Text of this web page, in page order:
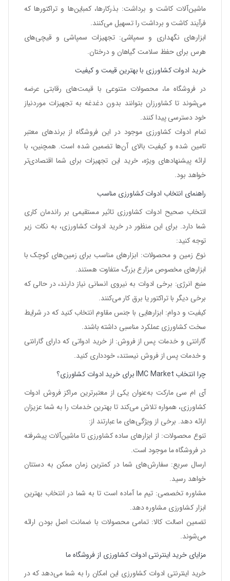
ماشین‌آلات کاشت و برداشت: بذرکارها، کمباین‌ها و تراکتورها که
فرآیند کاشت و برداشت را تسهیل می‌کنند.
ابزارهای نگهداری و سمپاشی: تجهیزات سمپاشی و قیچی‌های
هرس برای حفظ سلامت گیاهان و درختان.
خرید ادوات کشاورزی با بهترین قیمت و کیفیت
در فروشگاه ما، محصولات متنوعی با قیمت‌های رقابتی عرضه
می‌شوند تا کشاورزان بتوانند بدون دغدغه به تجهیزات موردنیاز
خود دسترسی پیدا کنند.
تمام ادوات کشاورزی موجود در این فروشگاه از برندهای معتبر
تامین شده و کیفیت بالای آن‌ها تضمین شده است. همچنین، با
ارائه پیشنهادهای ویژه، خرید این تجهیزات برای شما اقتصادی‌تر
خواهد بود.
راهنمای انتخاب ادوات کشاورزی مناسب
انتخاب صحیح ادوات کشاورزی تاثیر مستقیمی بر راندمان کاری
شما دارد. برای این منظور در خرید ادوات کشاورزی، به نکات زیر
توجه کنید:
نوع زمین و محصولات: ابزارهای مناسب برای زمین‌های کوچک با
ابزارهای مخصوص مزارع بزرگ متفاوت هستند.
منبع انرژی: برخی ادوات به نیروی انسانی نیاز دارند، در حالی که
برخی دیگر با تراکتور یا برق کار می‌کنند.
کیفیت و دوام: ابزارهایی با جنس مقاوم انتخاب کنید که در شرایط
سخت کشاورزی عملکرد مناسبی داشته باشند.
گارانتی و خدمات پس از فروش: از خرید ادواتی که دارای گارانتی
و خدمات پس از فروش نیستند، خودداری کنید.
چرا انتخاب IMC Market برای خرید ادوات کشاورزی؟
آی ام سی مارکت به‌عنوان یکی از معتبرترین مراکز فروش ادوات
کشاورزی، همواره تلاش می‌کند تا بهترین خدمات را به شما عزیزان
ارائه دهد. برخی از ویژگی‌های ما عبارتند از:
تنوع محصولات: از ابزارهای ساده کشاورزی تا ماشین‌آلات پیشرفته
در فروشگاه ما موجود است.
ارسال سریع: سفارش‌های شما در کمترین زمان ممکن به دستتان
خواهد رسید.
مشاوره تخصصی: تیم ما آماده است تا به شما در انتخاب بهترین
ابزار کشاورزی مشاوره دهد.
تضمین اصالت کالا: تمامی محصولات با ضمانت اصل بودن ارائه
می‌شوند.
مزایای خرید اینترنتی ادوات کشاورزی از فروشگاه ما
خرید اینترنتی ادوات کشاورزی این امکان را به شما می‌دهد که در